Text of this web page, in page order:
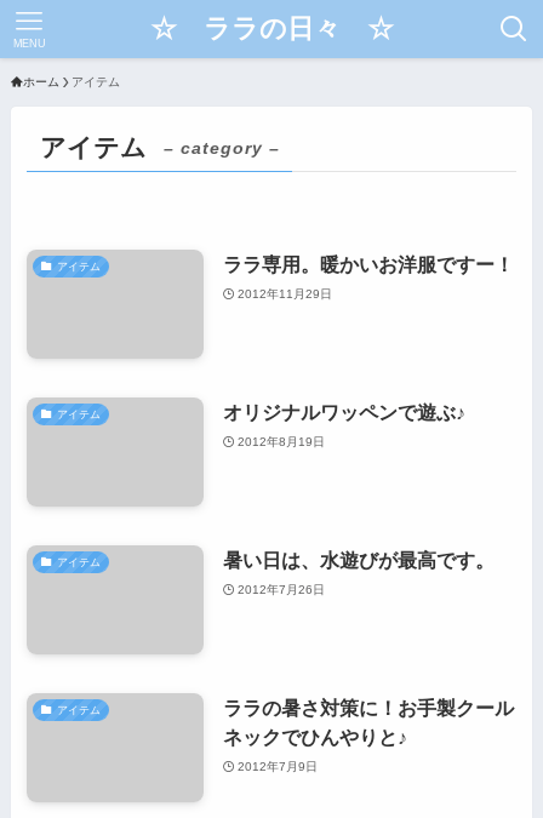
☆ ララの日々 ☆
MENU
ホーム アイテム
アイテム – category –
アイテム ララ専用。暖かいお洋服ですー！
2012年11月29日
アイテム オリジナルワッペンで遊ぶ♪
2012年8月19日
アイテム 暑い日は、水遊びが最高です。
2012年7月26日
アイテム
ララの暑さ対策に！お手製クール
ネックでひんやりと♪
2012年7月9日